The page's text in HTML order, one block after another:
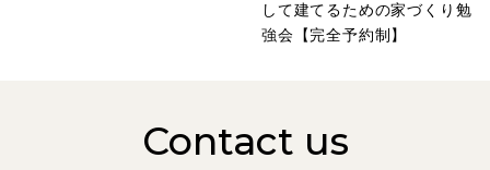
して建てるための家づくり勉
強会【完全予約制】
Contact us